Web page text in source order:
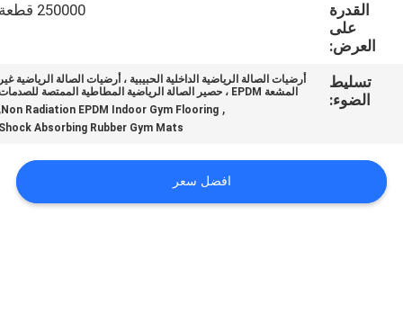
PRIVACY
POLICY
القدرة
على
العرض:
250000 قطعة
تسليط
الضوء:
أرضيات الصالة الرياضية الداخلية الحبيبية ، أرضيات الصالة الرياضية غير
المشعة EPDM ، حصير الصالة الرياضية المطاطية الممتصة للصدمات
Non Radiation EPDM Indoor Gym Flooring
,
Shock Absorbing Rubber Gym Mats
افضل سعر